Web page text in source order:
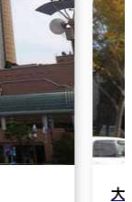
大